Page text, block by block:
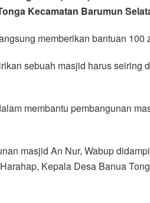
Kecamatan Barumun
memberikan bantuan
sebuah masjid harus
membantu pembangunan
masjid An Nur, Wabup
Kepala Desa Banua